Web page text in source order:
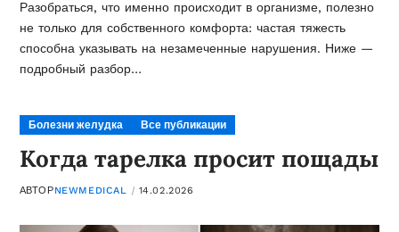
Разобраться, что именно происходит в организме, полезно
не только для собственного комфорта: частая тяжесть
способна указывать на незамеченные нарушения. Ниже —
подробный разбор…
Болезни желудка Все публикации
Когда тарелка просит пощады
АВТОРNEWMEDICAL 14.02.2026